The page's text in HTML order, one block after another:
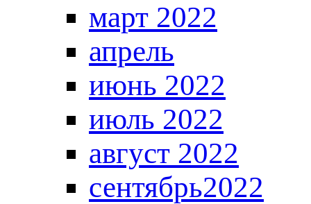
март 2022
апрель
июнь 2022
июль 2022
август 2022
сентябрь2022